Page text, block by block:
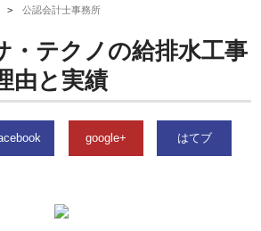
>公認会計士事務所
・テクノの給排水工事
由と実績
google+ はてブ